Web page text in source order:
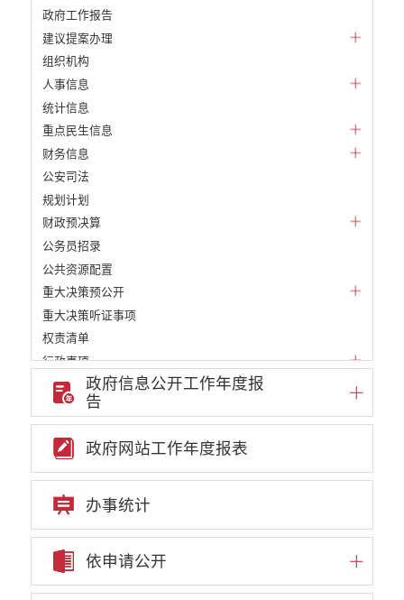
政府工作报告
建议提案办理
组织机构
人事信息
统计信息
重点民生信息
财务信息
公安司法
规划计划
财政预决算
公务员招录
公共资源配置
重大决策预公开
重大决策听证事项
权责清单
行政事项
部门信息公开基本目录
重大项目
审批改革信息公开
教育信息公开
民政信息公开
自然资源信息公开
住房保障信息公开
政府信息公开工作年度报
告
政府网站工作年度报表
办事统计
依申请公开